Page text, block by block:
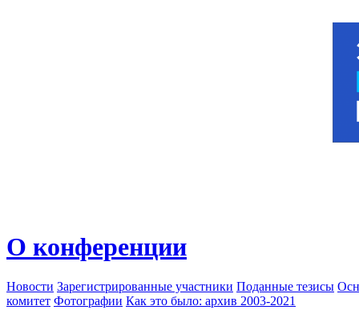
О конференции
Новости Зарегистрированные участники Поданные тезисы
комитет Фотографии Как это было: архив 2003-2021